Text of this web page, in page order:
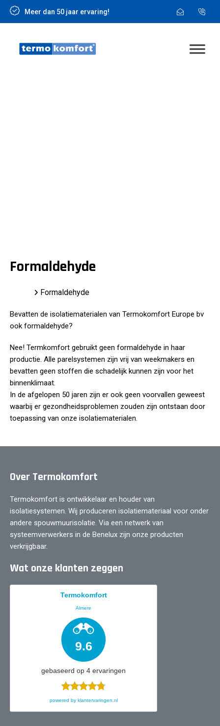
Meer dan 50 jaar ervaring!
Formaldehyde
Formaldehyde
Bevatten de isolatiematerialen van Termokomfort Europe bv
ook formaldehyde?
Nee! Termkomfort gebruikt geen formaldehyde in haar
productie. Alle parelsystemen zijn vrij van weekmakers en
bevatten geen stoffen die schadelijk kunnen zijn voor het
binnenklimaat.
In de afgelopen 50 jaren zijn er ook geen voorvallen geweest
waarbij er gezondheidsproblemen zouden zijn ontstaan door
toepassing van onze isolatiematerialen.
Over Termokomfort
Termokomfort is ontwikkelaar en houder van
isolatiesystemen. Wij produceren isolatiemateriaal voor onder
andere spouwmuurisolatie. Via een netwerk van
systeemverwerkers in de Benelux zijn onze producten
verkrijgbaar.
Wat onze klanten zeggen
Termokomfort
Almere
9.6
gebaseerd op 4 ervaringen
powered by klantervaringen.nl